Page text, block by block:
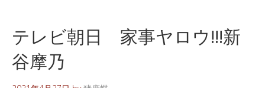
テレビ朝日 家事ヤロウ!!!新
谷摩乃